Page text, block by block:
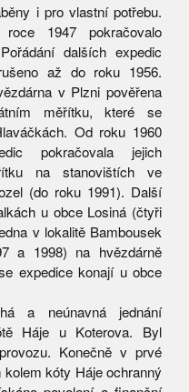
i pro vlastní potřebu.
1947 pokračovalo
dalších expedic
až do roku 1956.
v Plzni pověřena
měřítku, které se
Od roku 1960
pokračovala jejich
na stanovištích ve
(do roku 1991). Další
u obce Losiná (čtyři
v lokalitě Bambousek
a 1998) na hvězdárně
expedice konají u obce
a neúnavná jednání
Háje u Koterova. Byl
Konečně v prvé
kóty Háje ochranný